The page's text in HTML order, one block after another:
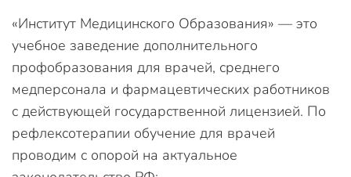
«Институт Медицинского Образования» — это
учебное заведение дополнительного
профобразования для врачей, среднего
медперсонала и фармацевтических работников
с действующей государственной лицензией. По
рефлексотерапии обучение для врачей
проводим с опорой на актуальное